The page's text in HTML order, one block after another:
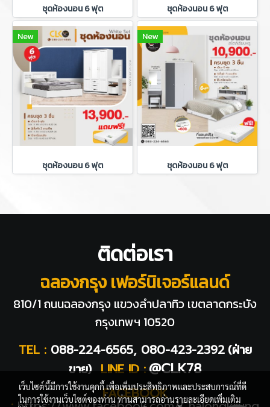
ชุดห้องนอน 6 ฟุต ชุดห้องนอน 6 ฟุต
New
ชุดห้องนอน 6 ฟุต
New
ชุดห้องนอน 6 ฟุต
ติดต่อเรา
ฉลองกรุง เฟอร์นิเจอร์แลนด์
810/1 ถนนฉลองกรุง แขวงลำปลาทิว เขตลาดกระบัง
กรุงเทพฯ 10520
TEL : 088-224-6565, 080-423-2392 (ฝ่าย
ขาย) LINE ID : @CLK78
FACEBOOK
เว็บไซต์นี้มีการใช้งานคุกกี้ เพื่อเพิ่มประสิทธิภาพและประสบการณ์ที่ดี
ในการใช้งานเว็บไซต์ของท่าน ท่านสามารถอ่านรายละเอียดเพิ่มเติม